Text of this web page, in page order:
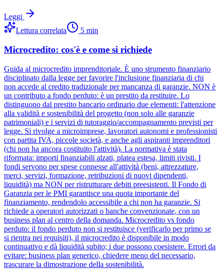
Leggi
Lettura correlata
5 min
Microcredito: cos'è e come si richiede
Guida al microcredito imprenditoriale. È uno strumento finanziario
disciplinato dalla legge per favorire l'inclusione finanziaria di chi
non accede al credito tradizionale per mancanza di garanzie. NON è
un contributo a fondo perduto: è un prestito da restituire. Lo
distinguono dal prestito bancario ordinario due elementi: l'attenzione
alla validità e sostenibilità del progetto (non solo alle garanzie
patrimoniali) e i servizi di tutoraggio/accompagnamento previsti per
legge. Si rivolge a microimprese, lavoratori autonomi e professionisti
con partita IVA, piccole società, e anche agli aspiranti imprenditori
(chi non ha ancora costituito l'attività). La normativa è stata
riformata: importi finanziabili alzati, platea estesa, limiti rivisti. I
fondi servono per spese connesse all'attività (beni, attrezzature,
merci, servizi, formazione, retribuzioni di nuovi dipendenti,
liquidità) ma NON per ristrutturare debiti preesistenti. Il Fondo di
Garanzia per le PMI garantisce una quota importante del
finanziamento, rendendolo accessibile a chi non ha garanzie. Si
richiede a operatori autorizzati o banche convenzionate, con un
business plan al centro della domanda. Microcredito vs fondo
perduto: il fondo perduto non si restituisce (verificarlo per primo se
si rientra nei requisiti), il microcredito è disponibile in modo
continuativo e dà liquidità subito; i due possono coesistere. Errori da
evitare: business plan generico, chiedere meno del necessario,
trascurare la dimostrazione della sostenibilità.